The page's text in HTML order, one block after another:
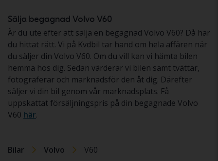
Sälja begagnad Volvo V60
Är du ute efter att sälja en begagnad Volvo V60? Då har
du hittat rätt. Vi på Kvdbil tar hand om hela affären när
du säljer din Volvo V60. Om du vill kan vi hämta bilen
hemma hos dig. Sedan värderar vi bilen samt tvättar,
fotograferar och marknadsför den åt dig. Därefter
säljer vi din bil genom vår marknadsplats. Få
uppskattat försäljningspris på din begagnade Volvo
V60 här.
Bilar Volvo V60